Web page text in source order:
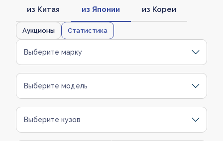
из Китая из Японии из Кореи
Аукционы Статистика
Выберите марку
Выберите модель
Выберите кузов